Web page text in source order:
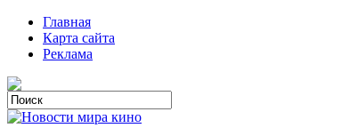
Главная
Карта сайта
Реклама